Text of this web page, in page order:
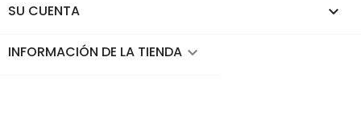
SU CUENTA 
INFORMACIÓN DE LA TIENDA keyboard_arrow_down